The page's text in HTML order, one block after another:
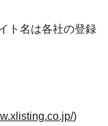
ト名は各社の登録
)